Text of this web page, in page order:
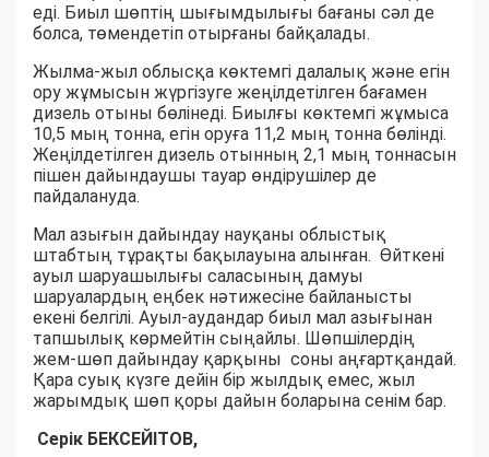
еді. Биыл шөптің шығымдылығы бағаны сәл де
болса, төмендетіп отырғаны байқалады.
Жылма-жыл облысқа көктемгі далалық және егін
ору жұмысын жүргізуге жеңілдетілген бағамен
дизель отыны бөлінеді. Биылғы көктемгі жұмыса
10,5 мың тонна, егін оруға 11,2 мың тонна бөлінді.
Жеңілдетілген дизель отынның 2,1 мың тоннасын
пішен дайындаушы тауар өндірушілер де
пайдалануда.
Мал азығын дайындау науқаны облыстық
штабтың тұрақты бақылауына алынған. Өйткені
ауыл шаруашылығы саласының дамуы
шаруалардың еңбек нәтижесіне байланысты
екені белгілі. Ауыл-аудандар биыл мал азығынан
тапшылық көрмейтін сыңайлы. Шөпшілердің
жем-шөп дайындау қарқыны соны аңғартқандай.
Қара суық күзге дейін бір жылдық емес, жыл
жарымдық шөп қоры дайын боларына сенім бар.
Серік БЕКСЕЙІТОВ,